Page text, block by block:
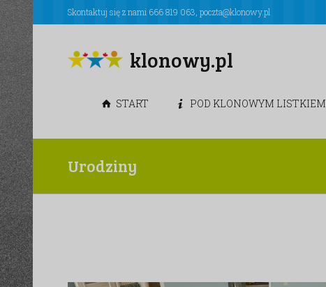
Skontaktuj się z nami 666 819 063 poczta@klonowy.pl
klonowy.pl
START POD KLONOWYM LISTKIEM
Urodziny